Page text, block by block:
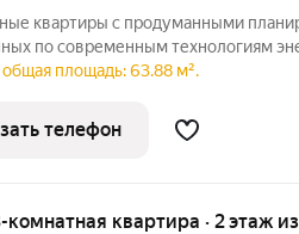
квартиры с продуманными
по современным технологиям
в Южных Воротах. Мегарайон
относит
площадь: 63.88 м².
телефон
комнатная квартира · 2 этаж